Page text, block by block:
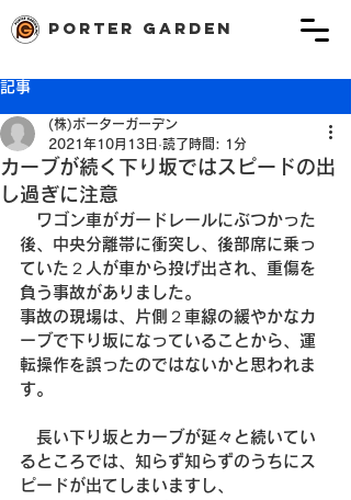
porter garden
記事
カーブが続く下り坂ではスピードの出
し過ぎに注意
(株)ポーターガーデン
2021年10月13日 読了時間: 1分
ワゴン車がガードレールにぶつかった
後、中央分離帯に衝突し、後部席に乗っ
ていた２人が車から投げ出され、重傷を
負う事故がありました。
事故の現場は、片側２車線の緩やかなカ
ーブで下り坂になっていることから、運
転操作を誤ったのではないかと思われま
す。
長い下り坂とカーブが延々と続いてい
るところでは、知らず知らずのうちにス
ピードが出てしまいますし、